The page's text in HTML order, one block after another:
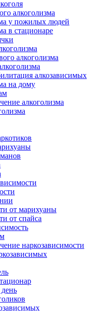
алкоголизма
у пожилых людей
в стационаре
алкоголизма
алкозависимых
на дому
алкоголизма
от марихуаны
от спайса
наркозависимости